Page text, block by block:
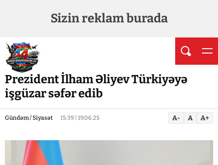
Sizin reklam burada
Prezident İlham Əliyev Türkiyəyə
işgüzar səfər edib
Gündəm / Siyasət 15:39 | 19.06.25 A- A A+